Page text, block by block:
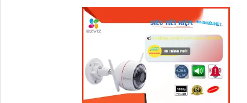
dùng có thể dễ dàng giám sát từ xa
qua điện thoại di động